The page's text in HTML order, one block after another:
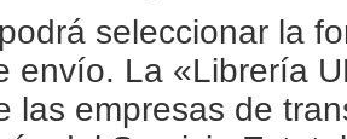
seleccionar la
envío. La «Librería
las empresas de